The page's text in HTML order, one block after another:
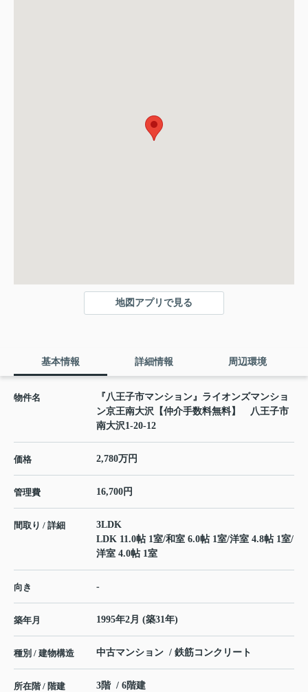
地図アプリで見る
基本情報 詳細情報 周辺環境
物件名
『八王子市マンション』ライオンズマンショ
ン京王南大沢【仲介手数料無料】 八王子市
南大沢1-20-12
価格 2,780万円
管理費 16,700円
間取り / 詳細
3LDK
LDK 11.0帖 1室/和室 6.0帖 1室/洋室 4.8帖 1室/
洋室 4.0帖 1室
向き -
築年月 1995年2月 (築31年)
種別 / 建物構造 中古マンション / 鉄筋コンクリート
所在階 / 階建 3階 / 6階建